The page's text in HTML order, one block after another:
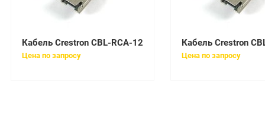
Кабель Crestron CBL-RCA-12
Цена по запросу
Кабель Crestron
Цена по запросу